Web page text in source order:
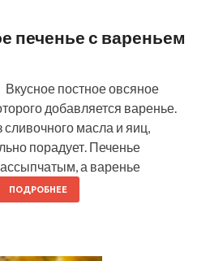
печенье с вареньем
постное овсяное
добавляется варенье.
масла и яиц,
порадует. Печенье
а варенье
ПОДРОБНЕЕ